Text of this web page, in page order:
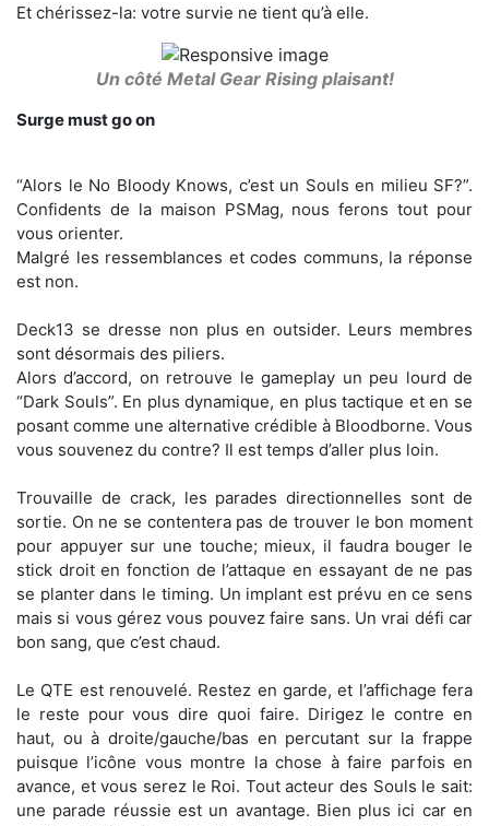
Et chérissez-la: votre survie ne tient qu’à elle.
Un côté Metal Gear Rising plaisant!
Surge must go on
“Alors le No Bloody Knows, c’est un Souls en milieu SF?”.
Confidents de la maison PSMag, nous ferons tout pour
vous orienter.
Malgré les ressemblances et codes communs, la réponse
est non.
Deck13 se dresse non plus en outsider. Leurs membres
sont désormais des piliers.
Alors d’accord, on retrouve le gameplay un peu lourd de
“Dark Souls”. En plus dynamique, en plus tactique et en se
posant comme une alternative crédible à Bloodborne. Vous
vous souvenez du contre? Il est temps d’aller plus loin.
Trouvaille de crack, les parades directionnelles sont de
sortie. On ne se contentera pas de trouver le bon moment
pour appuyer sur une touche; mieux, il faudra bouger le
stick droit en fonction de l’attaque en essayant de ne pas
se planter dans le timing. Un implant est prévu en ce sens
mais si vous gérez vous pouvez faire sans. Un vrai défi car
bon sang, que c’est chaud.
Le QTE est renouvelé. Restez en garde, et l’affichage fera
le reste pour vous dire quoi faire. Dirigez le contre en
haut, ou à droite/gauche/bas en percutant sur la frappe
puisque l’icône vous montre la chose à faire parfois en
avance, et vous serez le Roi. Tout acteur des Souls le sait:
une parade réussie est un avantage. Bien plus ici car en